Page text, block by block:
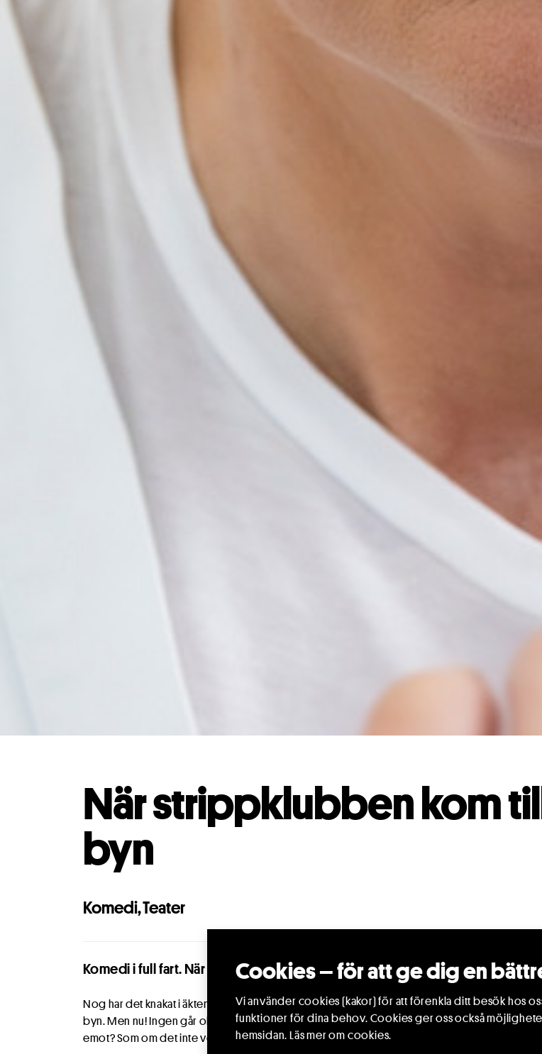
Cookies – för att ge dig en
Vi använder cookies (kakor) för att förenkla ditt besök hos
funktioner för dina behov. Cookies ger oss också
hemsidan.Läs mer om cookies.
När strippklubben kom
byn
Komedi,Teater
Komedi i full fart. När byn skakar tappar alla fotfästet.
Nog har det knakat i äktenskapet mellan Hildegard och Jörgen redan innan strippklubben
byn. Men nu! Ingen går oberörd av detta ofattbara tillskott i nöjesutbudet, vem är för och
emot? Som om det inte vore nog, stryker självaste Näcken omkring i skogsbrynet.